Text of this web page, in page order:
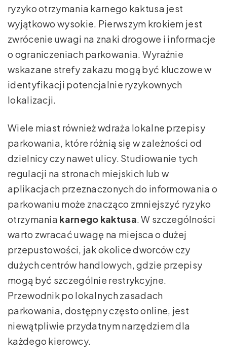
ryzyko otrzymania karnego kaktusa jest
wyjątkowo wysokie. Pierwszym krokiem jest
zwrócenie uwagi na znaki drogowe i informacje
o ograniczeniach parkowania. Wyraźnie
wskazane strefy zakazu mogą być kluczowe w
identyfikacji potencjalnie ryzykownych
lokalizacji.
Wiele miast również wdraża lokalne przepisy
parkowania, które różnią się w zależności od
dzielnicy czy nawet ulicy. Studiowanie tych
regulacji na stronach miejskich lub w
aplikacjach przeznaczonych do informowania o
parkowaniu może znacząco zmniejszyć ryzyko
otrzymania karnego kaktusa. W szczególności
warto zwracać uwagę na miejsca o dużej
przepustowości, jak okolice dworców czy
dużych centrów handlowych, gdzie przepisy
mogą być szczególnie restrykcyjne.
Przewodnik po lokalnych zasadach
parkowania, dostępny często online, jest
niewątpliwie przydatnym narzędziem dla
każdego kierowcy.